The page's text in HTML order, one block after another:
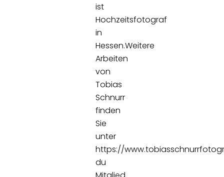
ist
Hochzeitsfotograf
in
Hessen.Weitere
Arbeiten
von
Tobias
Schnurr
finden
Sie
unter
https://
du